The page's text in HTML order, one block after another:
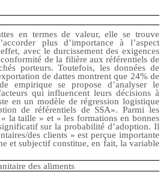
en termes de valeur, elle se trouve
plus d’importance à l’aspect
avec le durcissement des exigences
de la filière aux référentiels de
porteurs. Toutefois, les données de
de dattes montrent que 24% de
empirique se propose d’analyser le
qui influencent leurs décisions à
en un modèle de régression logistique
de référentiels de SSA». Parmi les
la taille » et « les formations en bonnes
sur la probabilité d’adoption. Il
des clients » est perçue importante
et subjectif constitue, en fait, la variable
des aliments